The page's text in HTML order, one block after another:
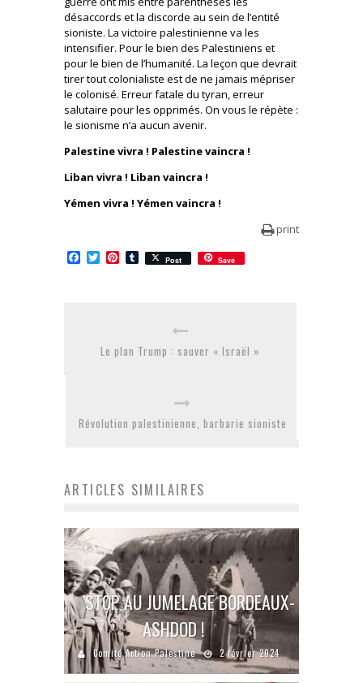
désaccords et la discorde au sein de l’entité
sioniste. La victoire palestinienne va les
intensifier. Pour le bien des Palestiniens et
pour le bien de l’humanité. La leçon que devrait
tirer tout colonialiste est de ne jamais mépriser
le colonisé. Erreur fatale du tyran, erreur
salutaire pour les opprimés. On vous le répète :
le sionisme n’a aucun avenir.
Palestine vivra ! Palestine vaincra !
Liban vivra ! Liban vaincra !
Yémen vivra ! Yémen vaincra !
print
Facebook
TwitterPinterest
Tumblr
Post Save
Le plan Trump : sauver « Israël »
Révolution palestinienne, barbarie sioniste
ARTICLES SIMILAIRES
STOP AU JUMELAGE BORDEAUX-
ASHDOD !
Comité Action Palestine 2 février 2024